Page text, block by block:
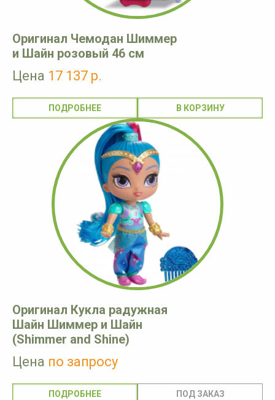
Оригинал Чемодан Шиммер
и Шайн розовый 46 см
Цена 17 137 р.
ПОДРОБНЕЕ
Оригинал Кукла радужная
Шайн Шиммер и Шайн
(Shimmer and Shine)
Цена по запросу
ПОДРОБНЕЕ